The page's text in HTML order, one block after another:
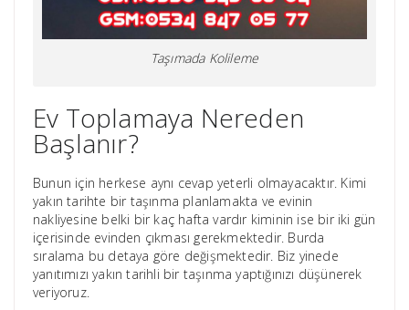
Taşımada Kolileme
Ev Toplamaya Nereden
Başlanır?
Bunun için herkese aynı cevap yeterli olmayacaktır. Kimi
yakın tarihte bir taşınma planlamakta ve evinin
nakliyesine belki bir kaç hafta vardır kiminin ise bir iki gün
içerisinde evinden çıkması gerekmektedir. Burda
sıralama bu detaya göre değişmektedir. Biz yinede
yanıtımızı yakın tarihli bir taşınma yaptığınızı düşünerek
veriyoruz.